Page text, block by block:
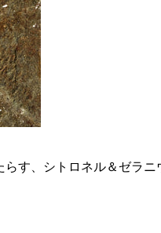
す、シトロネル＆ゼラニ